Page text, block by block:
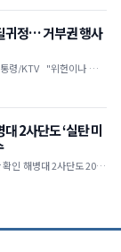
귀정… 거부권 행사
헌이나 집행
기소 분리 강조하며 검찰
2사단도 ‘실탄 미
인 해병대 2사단도 2020
속 전방 군단 전수조사 확